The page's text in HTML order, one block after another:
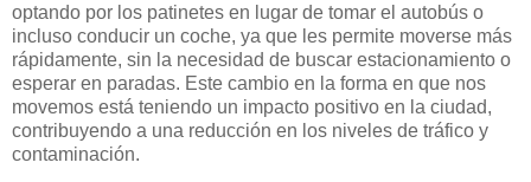
optando por los patinetes en lugar de tomar el autobús o
incluso conducir un coche, ya que les permite moverse más
rápidamente, sin la necesidad de buscar estacionamiento o
esperar en paradas. Este cambio en la forma en que nos
movemos está teniendo un impacto positivo en la ciudad,
contribuyendo a una reducción en los niveles de tráfico y
contaminación.